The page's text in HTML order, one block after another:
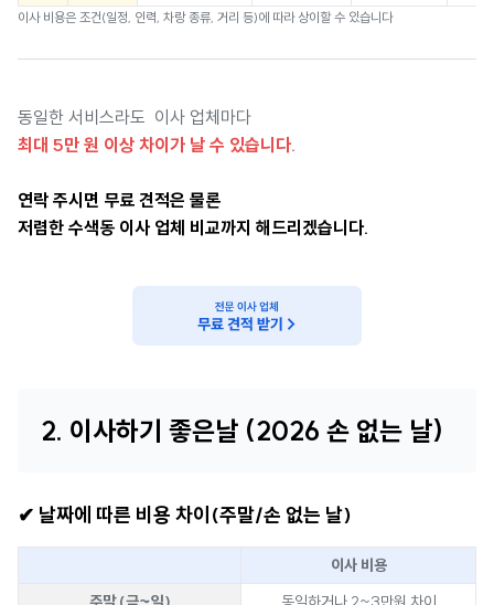
이사 비용은 조건(일정, 인력, 차랑 종류, 거리 등)에 따라 상이할 수 있습니다
동일한 서비스라도 이사 업체마다
최대 5만 원 이상 차이가 날 수 있습니다.
연락 주시면 무료 견적은 물론
저렴한 수색동 이사 업체 비교까지 해드리겠습니다.
2. 이사하기 좋은날 (2026 손 없는 날)
✔ 날짜에 따른 비용 차이(주말/손 없는 날)
이사 비용